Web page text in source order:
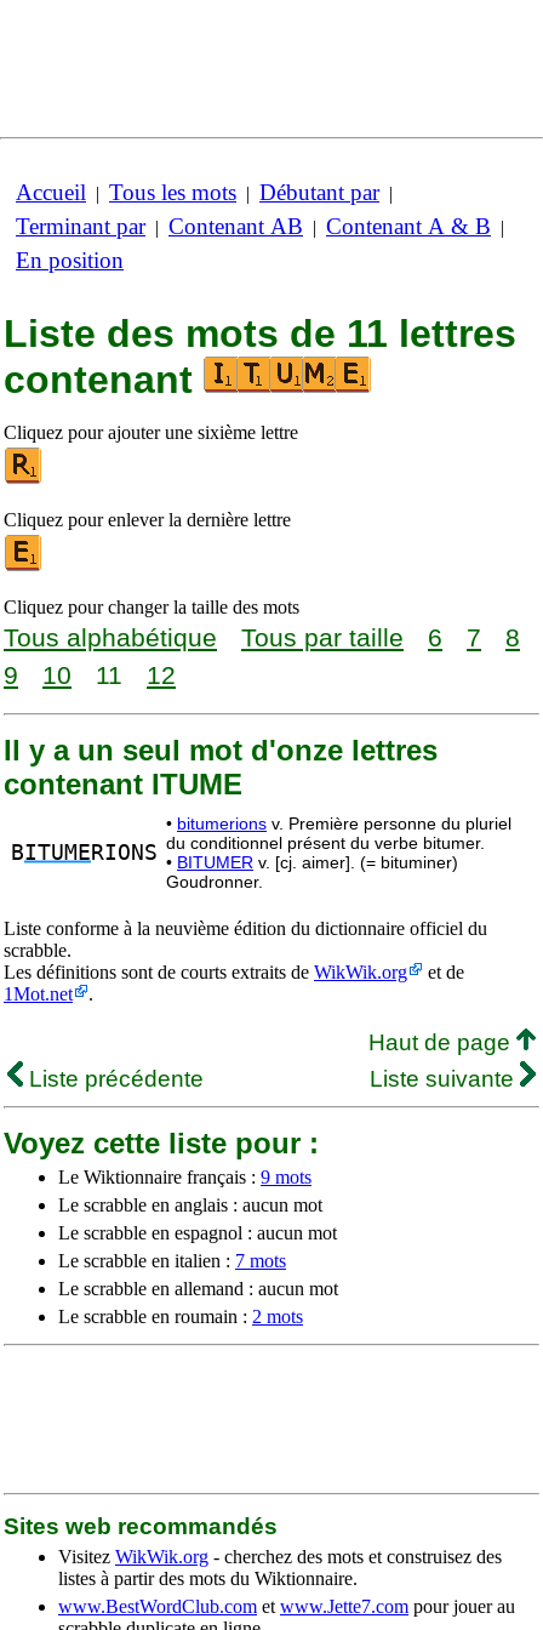
Accueil | Tous les mots | Débutant par|
Terminant par| Contenant AB | Contenant A & B |
En position
Liste des mots de 11 lettres
contenant
Cliquez pour ajouter une sixième lettre
Cliquez pour enlever la dernière lettre
Cliquez pour changer la taille des mots
Tous alphabétique Tous par taille 6 7
8
9
10 11 12
Il y a un seul mot d'onze lettres
contenant ITUME
BITUME RIONS
• bitumerions v. Première personne du pluriel
du conditionnel présent du verbe bitumer.
• BITUMER v. [cj. aimer]. (= bituminer)
Goudronner.
Liste conforme à la neuvième édition du dictionnaire officiel du
scrabble.
Les définitions sont de courts extraits de WikWik.org
et de
1Mot.net
.
Haut de page
Liste précédente
Liste suivante
Voyez cette liste pour :
Le Wiktionnaire français : 9 mots
Le scrabble en anglais : aucun mot
Le scrabble en espagnol : aucun mot
Le scrabble en italien : 7 mots
Le scrabble en allemand : aucun mot
Le scrabble en roumain : 2 mots
Sites web recommandés
Visitez WikWik.org - cherchez des mots et construisez des
listes à partir des mots du Wiktionnaire.
www.BestWordClub.com et www.Jette7.com pour jouer au